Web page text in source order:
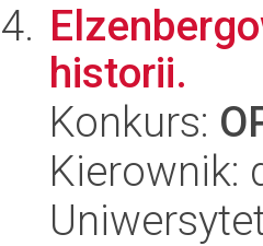
historii.
Konkurs:
Kierownik: